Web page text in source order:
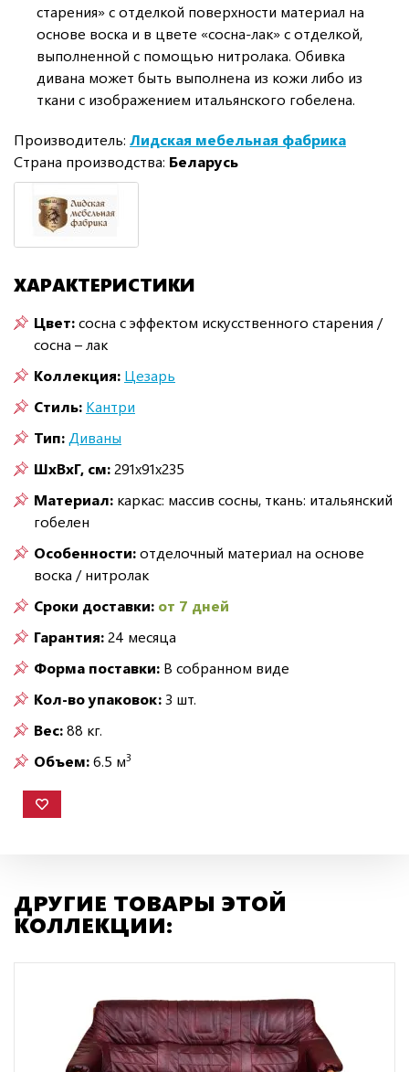
старения» с отделкой поверхности материал на
основе воска и в цвете «сосна-лак» с отделкой,
выполненной с помощью нитролака. Обивка
дивана может быть выполнена из кожи либо из
ткани с изображением итальянского гобелена.
Производитель: Лидская мебельная фабрика
Страна производства: Беларусь
ХАРАКТЕРИСТИКИ
Цвет:сосна с эффектом искусственного старения /
сосна – лак
Коллекция: Цезарь
Стиль: Кантри
Тип: Диваны
ШxВxГ, см:291x91x235
Материал: каркас: массив сосны, ткань: итальянский
гобелен
Особенности:отделочный материал на основе
воска / нитролак
Сроки доставки: от 7 дней
Гарантия:24 месяца
Форма поставки: В собранном виде
Кол-во упаковок:3 шт.
Вес:88 кг.
Объем:6.5 м3
ДРУГИЕ ТОВАРЫ ЭТОЙ
КОЛЛЕКЦИИ: